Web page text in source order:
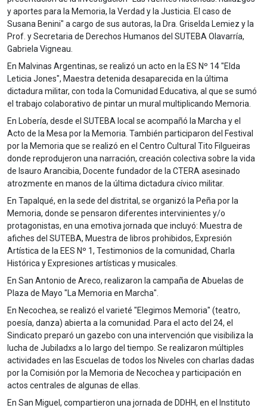
y aportes para la Memoria, la Verdad y la Justicia. El caso de
Susana Benini" a cargo de sus autoras, la Dra. Griselda Lemiez y la
Prof. y Secretaria de Derechos Humanos del SUTEBA Olavarría,
Gabriela Vigneau.
En Malvinas Argentinas, se realizó un acto en la ES Nº 14 "Elda
Leticia Jones", Maestra detenida desaparecida en la última
dictadura militar, con toda la Comunidad Educativa, al que se sumó
el trabajo colaborativo de pintar un mural multiplicando Memoria.
En Lobería, desde el SUTEBA local se acompañó la Marcha y el
Acto de la Mesa por la Memoria. También participaron del Festival
por la Memoria que se realizó en el Centro Cultural Tito Filgueiras
donde reprodujeron una narración, creación colectiva sobre la vida
de Isauro Arancibia, Docente fundador de la CTERA asesinado
atrozmente en manos de la última dictadura cívico militar.
En Tapalqué, en la sede del distrital, se organizó la Peña por la
Memoria, donde se pensaron diferentes intervinientes y/o
protagonistas, en una emotiva jornada que incluyó: Muestra de
afiches del SUTEBA, Muestra de libros prohibidos, Expresión
Artística de la EES Nº 1, Testimonios de la comunidad, Charla
Histórica y Expresiones artísticas y musicales.
En San Antonio de Areco, realizaron la campaña de Abuelas de
Plaza de Mayo "La Memoria en Marcha".
En Necochea, se realizó el varieté "Elegimos Memoria" (teatro,
poesía, danza) abierta a la comunidad. Para el acto del 24, el
Sindicato preparó un gazebo con una intervención que visibiliza la
lucha de Jubiladxs a lo largo del tiempo. Se realizaron múltiples
actividades en las Escuelas de todos los Niveles con charlas dadas
por la Comisión por la Memoria de Necochea y participación en
actos centrales de algunas de ellas.
En San Miguel, compartieron una jornada de DDHH, en el Instituto